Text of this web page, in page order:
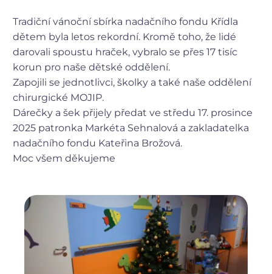
Tradiční vánoční sbírka nadačního fondu Křídla
dětem byla letos rekordní. Kromě toho, že lidé
darovali spoustu hraček, vybralo se přes 17 tisíc
korun pro naše dětské oddělení.
Zapojili se jednotlivci, školky a také naše oddělení
chirurgické MOJIP.
Dárečky a šek přijely předat ve středu 17. prosince
2025 patronka Markéta Sehnalová a zakladatelka
nadačního fondu Kateřina Brožová.
Moc všem děkujeme